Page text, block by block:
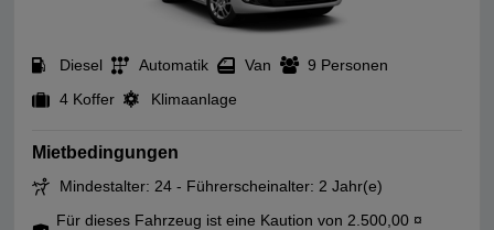
Diesel Automatik Van
9 Personen
4 Koffer
Klimaanlage
Mietbedingungen
Mindestalter: 24 - Führerscheinalter: 2 Jahr(e)
Für dieses Fahrzeug ist eine Kaution von 2.500,00 ¤